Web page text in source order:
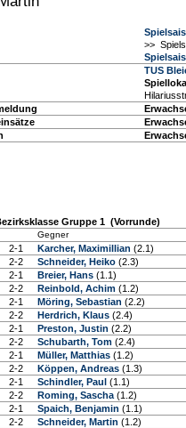
>>
TUS
Gruppe 1 (Vorrunde)
Gegner
2-1 Karcher, Maximillian (2.1)
2-2
Schneider, Heiko (2.3)
2-1 Breier, Hans (1.1)
2-2
Reinbold, Achim (1.2)
2-1 Möring, Sebastian (2.2)
2-2
Herdrich, Klaus (2.4)
2-1 Preston, Justin (2.2)
2-2
Schubarth, Tom (2.4)
2-1 Müller, Matthias (1.2)
2-2
Köppen, Andreas (1.3)
2-1 Schindler, Paul (1.1)
2-2
Roming, Sascha (1.2)
2-1 Spaich, Benjamin (1.1)
2-2
Schneider, Martin (1.2)